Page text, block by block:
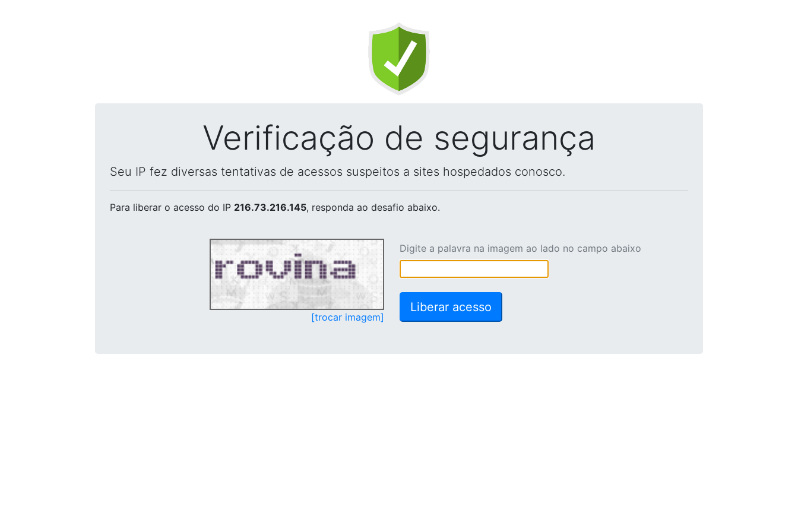
Verificação de segurança
Seu IP fez diversas tentativas de acessos suspeitos a sites hospedados conosco.
Para liberar o acesso do IP 216.73.216.145, responda ao desafio abaixo.
[trocar imagem]
Digite a palavra na imagem ao lado no campo abaixo